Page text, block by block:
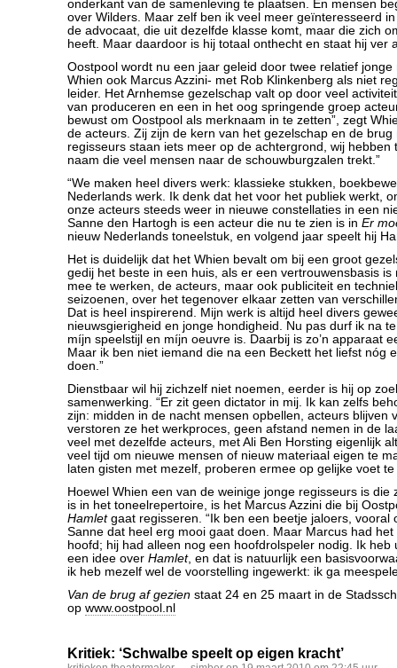
onderkant van de samenleving te plaatsen. En mensen
over Wilders. Maar zelf ben ik veel meer geïnteresseerd
de advocaat, die uit dezelfde klasse komt, maar die zich
heeft. Maar daardoor is hij totaal onthecht en staat hij ver
Oostpool wordt nu een jaar geleid door twee relatief jonge
Whien ook Marcus Azzini- met Rob Klinkenberg als niet
leider. Het Arnhemse gezelschap valt op door veel
van produceren en een in het oog springende groep
bewust om Oostpool als merknaam in te zetten”, zegt
de acteurs. Zij zijn de kern van het gezelschap en de
regisseurs staan iets meer op de achtergrond, wij hebben
naam die veel mensen naar de schouwburgzalen trekt.”
“We maken heel divers werk: klassieke stukken,
Nederlands werk. Ik denk dat het voor het publiek werkt,
onze acteurs steeds weer in nieuwe constellaties in een
Sanne den Hartogh is een acteur die nu te zien is in Er
nieuw Nederlands toneelstuk, en volgend jaar speelt hij
Het is duidelijk dat het Whien bevalt om bij een groot
gedij het beste in een huis, als er een vertrouwensbasis is
mee te werken, de acteurs, maar ook publiciteit en
seizoenen, over het tegenover elkaar zetten van
Dat is heel inspirerend. Mijn werk is altijd heel divers
nieuwsgierigheid en jonge hondigheid. Nu pas durf ik na
míjn speelstijl en míjn oeuvre is. Daarbij is zo’n apparaat
Maar ik ben niet iemand die na een Beckett het liefst nóg
doen.”
Dienstbaar wil hij zichzelf niet noemen, eerder is hij op
samenwerking. “Er zit geen dictator in mij. Ik kan zelfs
zijn: midden in de nacht mensen opbellen, acteurs blijven
verstoren ze het werkproces, geen afstand nemen in de
veel met dezelfde acteurs, met Ali Ben Horsting eigenlijk
veel tijd om nieuwe mensen of nieuw materiaal eigen te
laten gisten met mezelf, proberen ermee op gelijke voet te
Hoewel Whien een van de weinige jonge regisseurs is die
is in het toneelrepertoire, is het Marcus Azzini die bij
Hamletgaat regisseren. “Ik ben een beetje jaloers, vooral
Sanne dat heel erg mooi gaat doen. Maar Marcus had
hoofd; hij had alleen nog een hoofdrolspeler nodig. Ik heb
een idee over Hamlet, en dat is natuurlijk een
ik heb mezelf wel de voorstelling ingewerkt: ik ga
Van de brug af gezien staat 24 en 25 maart in de
op www.oostpool.nl
Kritiek: ‘Schwalbe speelt op eigen kracht’